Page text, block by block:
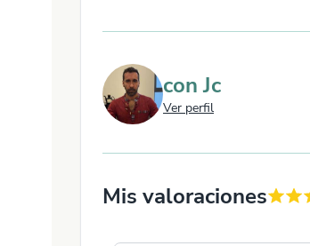
conJc
Ver perfil
Mis valoraciones